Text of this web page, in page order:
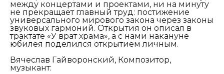
между концертами и проектами, ни на минуту
не прекращает главный труд: постижение
универсального мирового закона через законы
звуковых гармоний. Открытия он описал в
трактате «У врат храма», а с нами накануне
юбилея поделился открытием личным.
Вячеслав Гайворонский, Композитор,
музыкант: